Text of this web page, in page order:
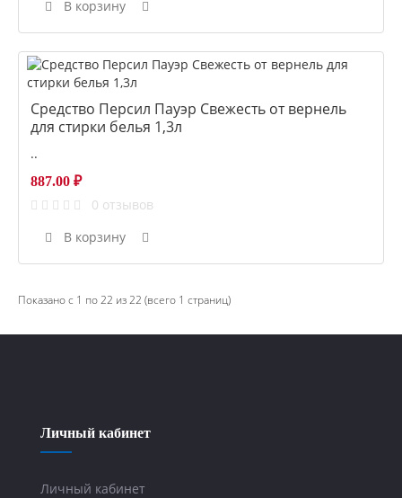
В корзину
Средство Персил Пауэр Свежесть от вернель
для стирки белья 1,3л
..
887.00 ₽
0 отзывов
В корзину
Показано с 1 по 22 из 22 (всего 1 страниц)
Личный кабинет
Личный кабинет